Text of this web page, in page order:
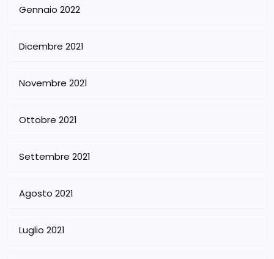
Gennaio 2022
Dicembre 2021
Novembre 2021
Ottobre 2021
Settembre 2021
Agosto 2021
Luglio 2021